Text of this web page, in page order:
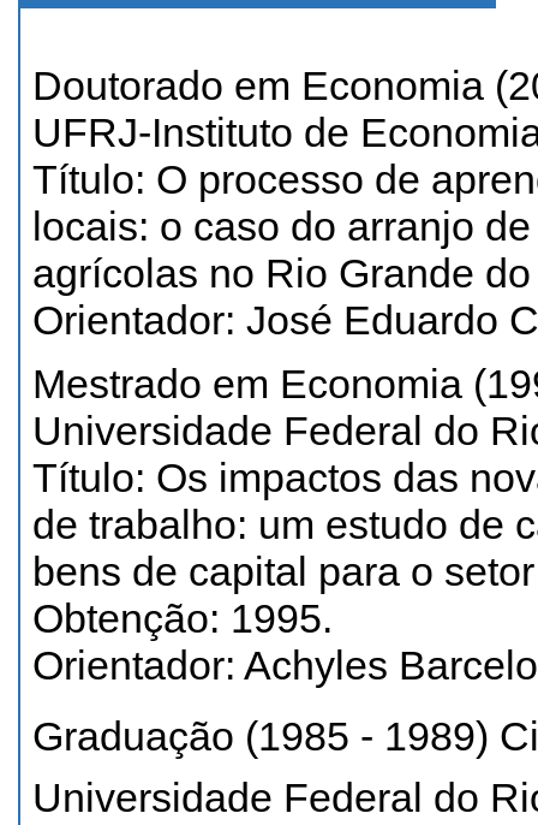
Doutorado em Economia
UFRJ-Instituto de
Título: O processo de
locais: o caso do arranjo
agrícolas no Rio Grande
Orientador: José Eduardo
Mestrado em Economia
Universidade Federal do
Título: Os impactos das
de trabalho: um estudo de
bens de capital para o
Obtenção: 1995.
Orientador: Achyles
Graduação (1985 - 1989)
Universidade Federal do